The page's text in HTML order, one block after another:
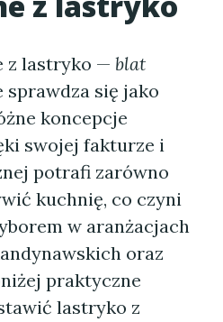
z lastryko — blat
sprawdza się jako
koncepcje
swojej fakturze i
potrafi zarówno
kuchnię, co czyni
w aranżacjach
oraz
praktyczne
lastryko z